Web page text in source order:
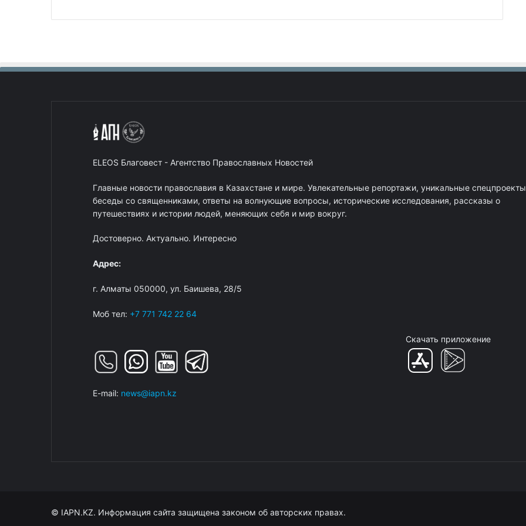
ELEOS Благовест - Агентство Православных Новостей
Главные новости православия в Казахстане и мире. Увлекательные репортажи, уникальные
беседы со священниками, ответы на волнующие вопросы, исторические исследования, рассказы о
путешествиях и истории людей, меняющих себя и мир вокруг.
Достоверно. Актуально. Интересно
Адрес:
г. Алматы 050000, ул. Баишева, 28/5
Моб тел: +7 771 742 22 64
Скачать приложение
E-mail: news@iapn.kz
© IAPN.KZ. Информация сайта защищена законом об авторских правах.